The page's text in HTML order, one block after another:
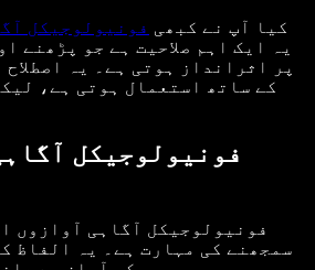
کیا آپ نے کبھی فونیولوجیکل
یہ ایک اہم صلاحیت ہے جو پڑھنے
پر اثرانداز ہوتی ہے۔ یہ اصطلاح
کے ساتھ استعمال ہوتی ہے،
فونیولوجیکل
فونیولوجیکل آگاہی آوازوں
سمجھنے کی مہارت ہے۔ یہ الفاظ